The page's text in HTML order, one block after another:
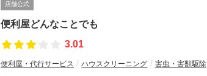
店舗公式
便利屋どんなことでも
3.01
便利屋・代行サービス ハウスクリーニング 害虫・害獣駆除